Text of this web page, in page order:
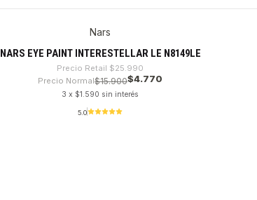
Nars
NARS EYE PAINT INTERESTELLAR LE N8149LE
Precio Retail $25.990
Precio Normal$15.900$4.770
3 x $1.590 sin interés
5.0